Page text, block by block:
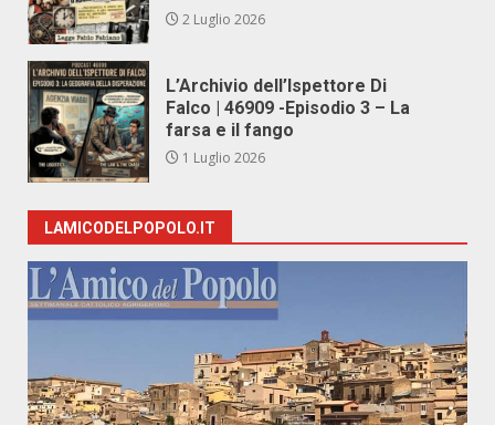
2 Luglio 2026
L’Archivio dell’Ispettore Di
Falco | 46909 -Episodio 3 – La
farsa e il fango
1 Luglio 2026
LAMICODELPOPOLO.IT